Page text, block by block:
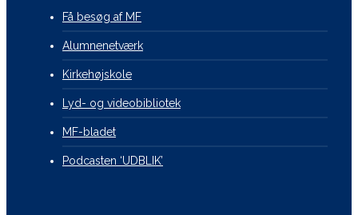
Få besøg af MF
Alumnenetværk
Kirkehøjskole
Lyd- og videobibliotek
MF-bladet
Podcasten ‘UDBLIK’